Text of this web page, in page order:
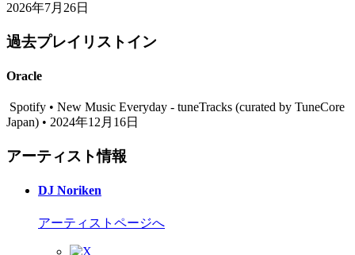
2026年7月26日
過去プレイリストイン
Oracle
Spotify • New Music Everyday - tuneTracks (curated by TuneCore
Japan) • 2024年12月16日
アーティスト情報
DJ Noriken
アーティストページへ